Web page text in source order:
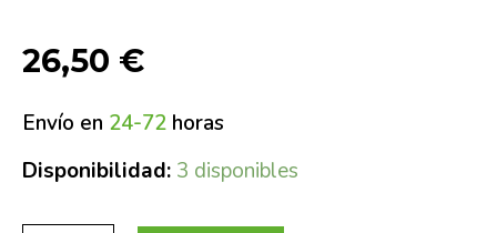
26,50 €
Envío en 24-72 horas
Disponibilidad: 3 disponibles